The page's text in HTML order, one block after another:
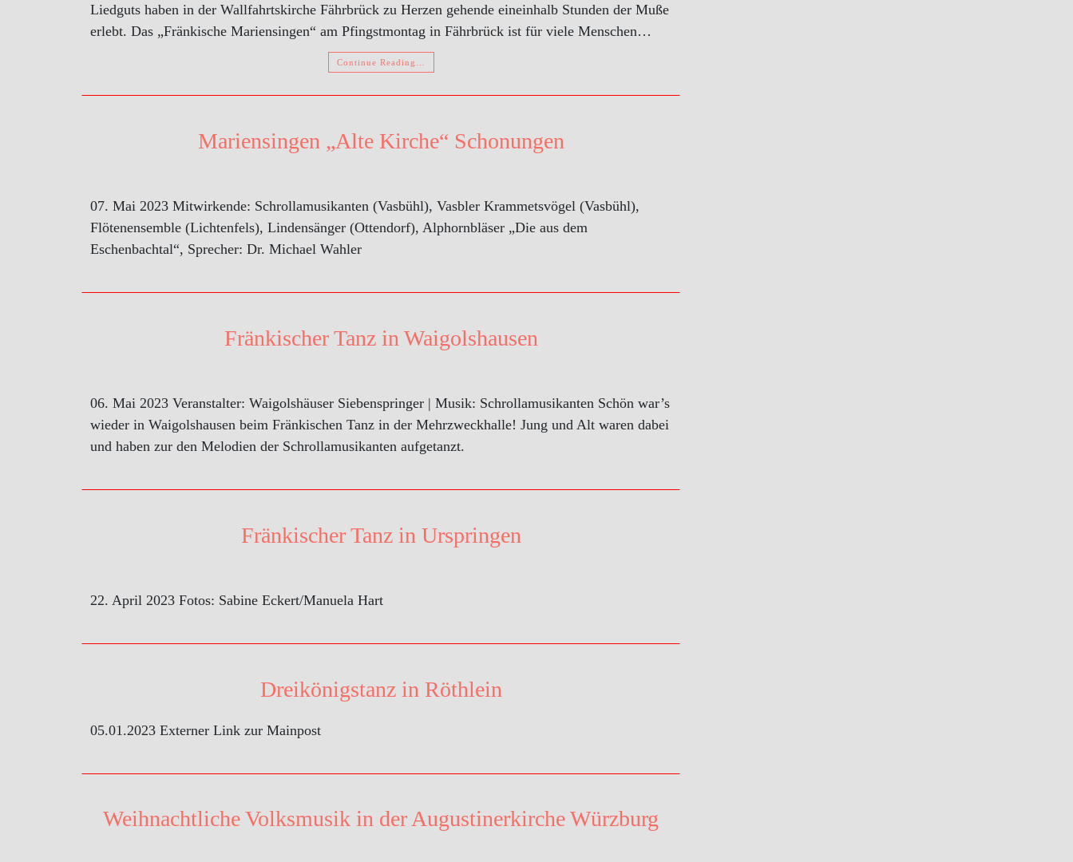
Liedguts haben in der Wallfahrtskirche Fährbrück zu Herzen gehende eineinhalb Stunden der Muße
erlebt. Das „Fränkische Mariensingen“ am Pfingstmontag in Fährbrück ist für viele Menschen…
Continue Reading…
Mariensingen „Alte Kirche“ Schonungen
07. Mai 2023 Mitwirkende: Schrollamusikanten (Vasbühl), Vasbler Krammetsvögel (Vasbühl),
Flötenensemble (Lichtenfels), Lindensänger (Ottendorf), Alphornbläser „Die aus dem
Eschenbachtal“, Sprecher: Dr. Michael Wahler
Fränkischer Tanz in Waigolshausen
06. Mai 2023 Veranstalter: Waigolshäuser Siebenspringer | Musik: Schrollamusikanten Schön war’s
wieder in Waigolshausen beim Fränkischen Tanz in der Mehrzweckhalle! Jung und Alt waren dabei
und haben zur den Melodien der Schrollamusikanten aufgetanzt.
Fränkischer Tanz in Urspringen
22. April 2023 Fotos: Sabine Eckert/Manuela Hart
Dreikönigstanz in Röthlein
05.01.2023 Externer Link zur Mainpost
Weihnachtliche Volksmusik in der Augustinerkirche Würzburg